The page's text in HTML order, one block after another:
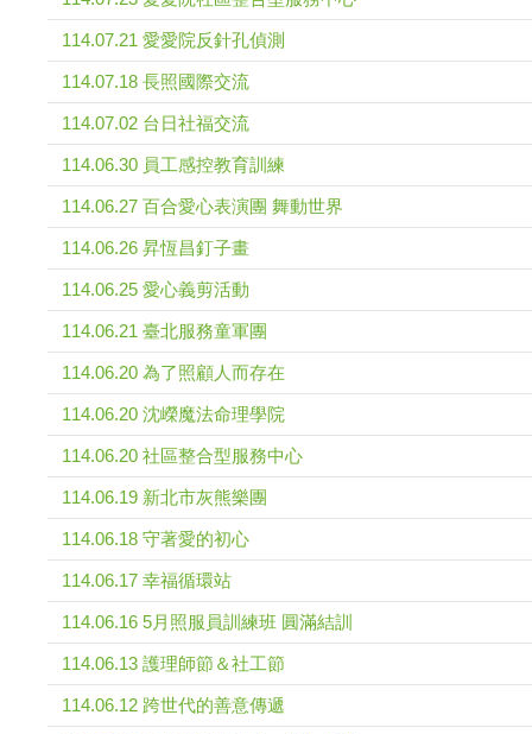
114.07.21 愛愛院反針孔偵測
114.07.18 長照國際交流
114.07.02 台日社福交流
114.06.30 員工感控教育訓練
114.06.27 百合愛心表演團 舞動世界
114.06.26 昇恆昌釘子畫
114.06.25 愛心義剪活動
114.06.21 臺北服務童軍團
114.06.20 為了照顧人而存在
114.06.20 沈嶸魔法命理學院
114.06.20 社區整合型服務中心
114.06.19 新北市灰熊樂團
114.06.18 守著愛的初心
114.06.17 幸福循環站
114.06.16 5月照服員訓練班 圓滿結訓
114.06.13 護理師節＆社工節
114.06.12 跨世代的善意傳遞